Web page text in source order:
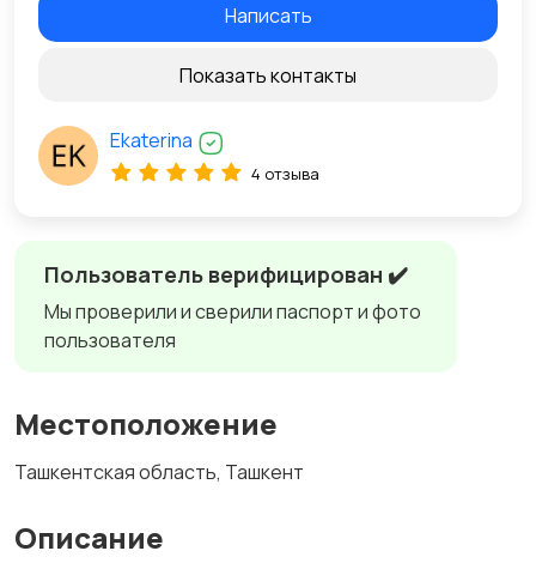
Пользователь верифицирован ✔️
Мы проверили и сверили паспорт и фото
пользователя
Местоположение
Ташкентская область, Ташкент
Описание
Написать
Показать контакты
Ekaterina
4 отзыва